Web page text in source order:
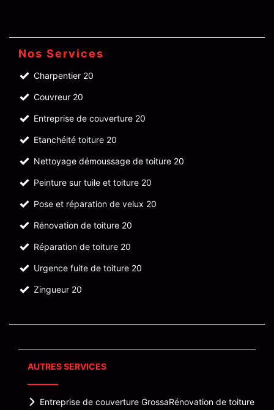
Nos Services
Charpentier 20
Couvreur 20
Entreprise de couverture 20
Etanchéité toiture 20
Nettoyage démoussage de toiture 20
Peinture sur tuile et toiture 20
Pose et réparation de velux 20
Rénovation de toiture 20
Réparation de toiture 20
Urgence fuite de toiture 20
Zingueur 20
AUTRES SERVICES
Entreprise de couverture GrossaRénovation de toiture